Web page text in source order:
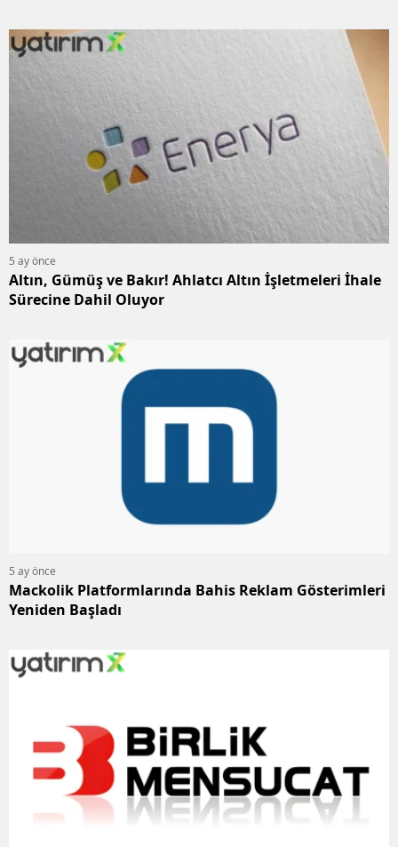
5 ay önce
Altın, Gümüş ve Bakır! Ahlatcı Altın İşletmeleri İhale
Sürecine Dahil Oluyor
5 ay önce
Mackolik Platformlarında Bahis Reklam Gösterimleri
Yeniden Başladı